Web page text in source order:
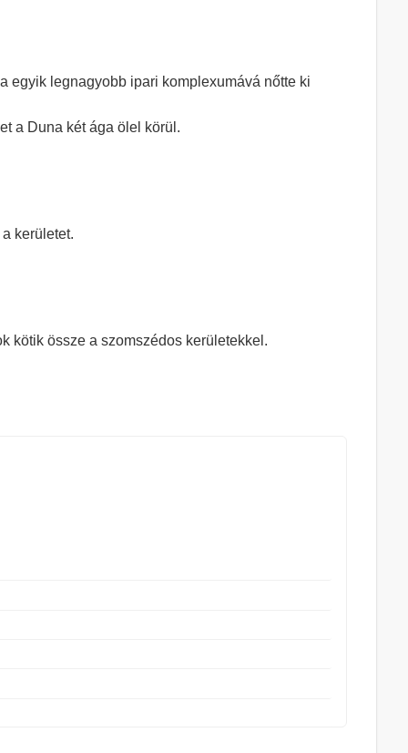
egyik legnagyobb ipari komplexumává nőtte ki
a Duna két ága ölel körül.
kerületet.
kötik össze a szomszédos kerületekkel.